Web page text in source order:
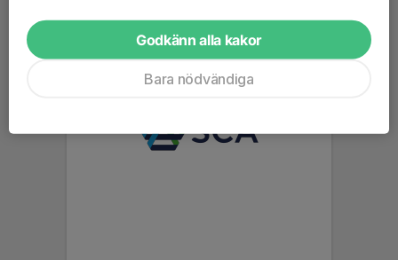
Godkänn alla kakor
Bara nödvändiga